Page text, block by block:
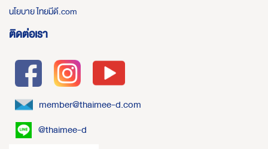
นโยบาย ไทยมีดี.com
ติดต่อเรา
member@thaimee-d.com
@thaimee-d